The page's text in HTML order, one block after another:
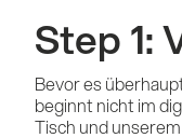
Step 1:
Bevor es
beginnt nicht im
Tisch und